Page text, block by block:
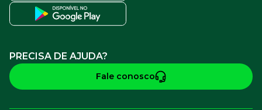
PRECISA DE AJUDA?
Fale conosco